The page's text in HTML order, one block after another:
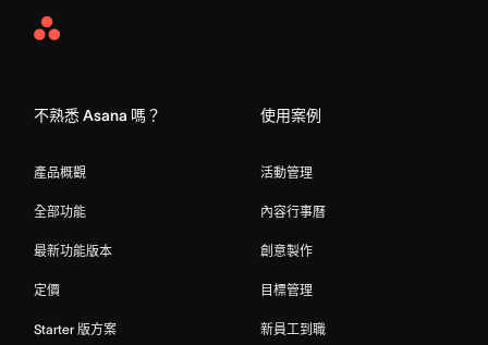
Asana
不熟悉 Asana 嗎？
產品概觀
全部功能
最新功能版本
定價
Starter 版方案
使用案例
活動管理
內容行事曆
創意製作
目標管理
新員工到職